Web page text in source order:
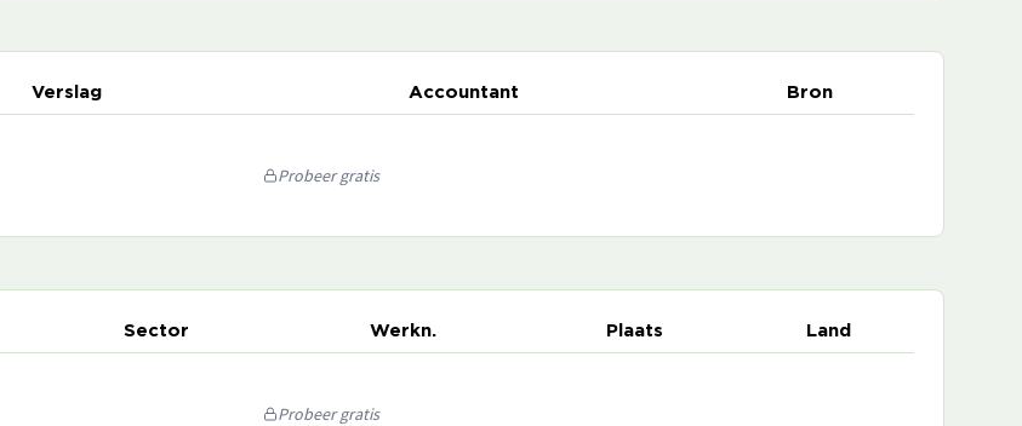
Verslag Accountant Bron
Probeer gratis
Sector Werkn. Plaats Land
Probeer gratis